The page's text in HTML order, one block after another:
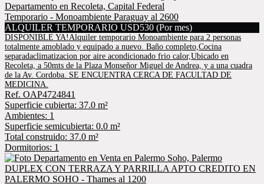
Departamento en Recoleta, Capital Federal
Temporario - Monoambiente Paraguay al 2600
ALQUILER TEMPORARIO USD530 (Por mes)
DISPONIBLE YA!Alquiler temporario Monoambiente para 2 personas
totalmente amoblado y equipado a nuevo. Baño completo,Cocina
separadaclimatizacion por aire acondicionado frio calor,Ubicado en
Recoleta, a 50mts de la Plaza Monseñor Miguel de Andrea, y a una cuadra
de la Av. Cordoba. SE ENCUENTRA CERCA DE FACULTAD DE
MEDICINA.
Ref. OAP4724841
Superficie cubierta: 37.0 m²
Ambientes: 1
Superficie semicubierta: 0.0 m²
Total construido: 37.0 m²
Dormitorios: 1